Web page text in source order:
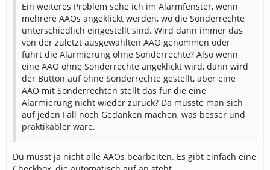
Ein weiteres Problem sehe ich im Alarmfenster, wenn
mehrere AAOs angeklickt werden, wo die Sonderrechte
unterschiedlich eingestellt sind. Wird dann immer das
von der zuletzt ausgewählten AAO genommen oder
führt die Alarmierung ohne Sonderrechte? Also wenn
eine AAO ohne Sonderrechte angeklickt wird, dann wird
der Button auf ohne Sonderrechte gestellt, aber eine
AAO mit Sonderrechten stellt das für die eine
Alarmierung nicht wieder zurück? Da müsste man sich
auf jeden Fall noch Gedanken machen, was besser und
praktikabler wäre.
Du musst ja nicht alle AAOs bearbeiten. Es gibt einfach eine